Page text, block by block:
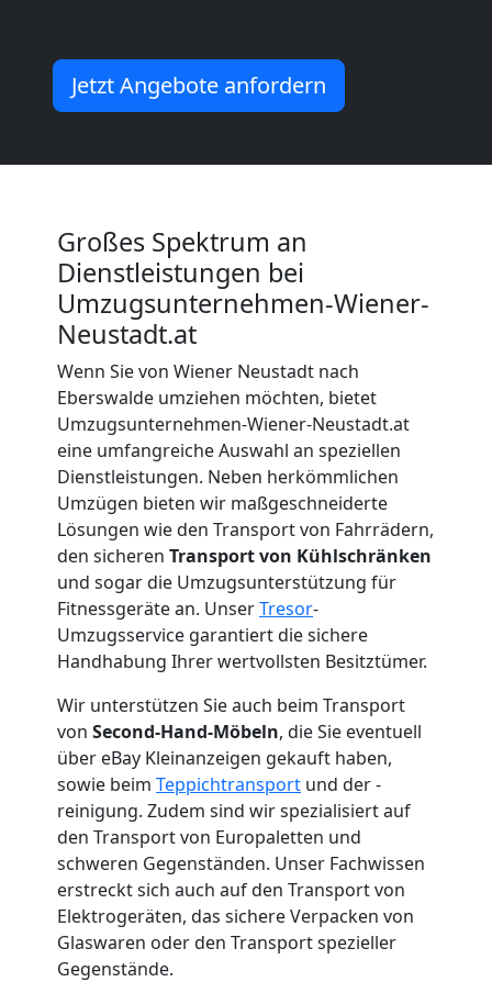
Jetzt Angebote anfordern
Großes Spektrum an
Dienstleistungen bei
Umzugsunternehmen-Wiener-
Neustadt.at
Wenn Sie von Wiener Neustadt nach
Eberswalde umziehen möchten, bietet
Umzugsunternehmen-Wiener-Neustadt.at
eine umfangreiche Auswahl an speziellen
Dienstleistungen. Neben herkömmlichen
Umzügen bieten wir maßgeschneiderte
Lösungen wie den Transport von Fahrrädern,
den sicheren Transport von Kühlschränken
und sogar die Umzugsunterstützung für
Fitnessgeräte an. UnserTresor-
Umzugsservice garantiert die sichere
Handhabung Ihrer wertvollsten Besitztümer.
Wir unterstützen Sie auch beim Transport
von Second-Hand-Möbeln, die Sie eventuell
über eBay Kleinanzeigen gekauft haben,
sowie beim Teppichtransport und der -
reinigung. Zudem sind wir spezialisiert auf
den Transport von Europaletten und
schweren Gegenständen. Unser Fachwissen
erstreckt sich auch auf den Transport von
Elektrogeräten, das sichere Verpacken von
Glaswaren oder den Transport spezieller
Gegenstände.
Neustadt
Möbelmontage
Wiener
Neustadt
Möbeltransport
Wiener
Neustadt
Beiladung
Wiener
Neustadt
Mini
Umzug
Wiener
Neustadt
Umzug